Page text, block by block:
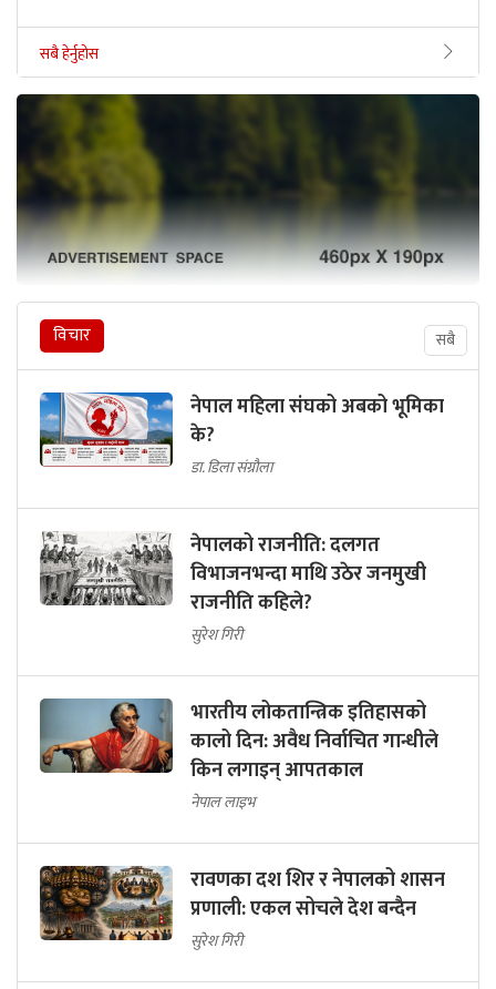
सबै हेर्नुहोस
विचार सबै
नेपाल महिला संघको अबको भूमिका
के?
डा. डिला संग्रौला
नेपालको राजनीति: दलगत
विभाजनभन्दा माथि उठेर जनमुखी
राजनीति कहिले?
सुरेश गिरी
भारतीय लोकतान्त्रिक इतिहासको
कालो दिन: अवैध निर्वाचित गान्धीले
किन लगाइन् आपतकाल
नेपाल लाइभ
रावणका दश शिर र नेपालको शासन
प्रणाली: एकल सोचले देश बन्दैन
सुरेश गिरी